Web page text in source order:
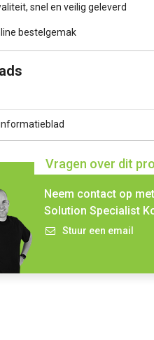
snel en veilig geleverd
bestelgemak
Vragen over dit
Neem contact op
Solution Specialist
Stuur een email